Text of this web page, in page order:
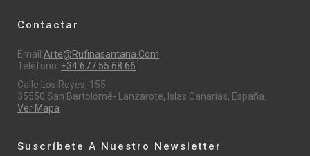
Contactar
Email:Arte@rufinasantana.com
Teléfono: +34 677 55 68 66
Calle Los Reyes, 155
35550 San Bartolomé- Lanzarote, Islas Canarias, España.
Ver Mapa
Suscríbete A Nuestro Newsletter